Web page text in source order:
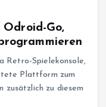
Odroid-Go,
Retro-Spielekonsole,
Plattform zum
zusätzlich zu diesem